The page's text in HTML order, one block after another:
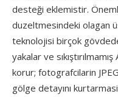
desteği eklemistir.
duzeltmesindeki olagan
teknolojisi birçok
yakalar ve
korur; fotografcilarin
gölge detayını